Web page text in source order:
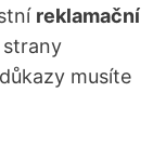
reklamační
musíte